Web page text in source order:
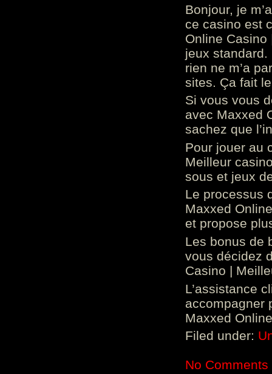
Bonjour, je
ce casino est
Online
jeux standard.
rien ne m’a
sites. Ça fait
Si vous vous
avec Maxxed
sachez que
Pour jouer au
Meilleur
sous et jeux
Le processus
Maxxed
et propose
Les bonus de
vous décidez
Casino |
L’assistance
accompagner
Maxxed
Filed under:
No Comments